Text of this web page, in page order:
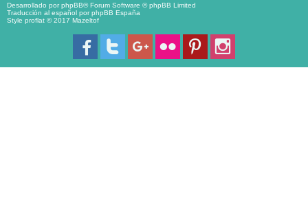
Desarrollado porphpBB® Forum Software © phpBB Limited
Traducción al español porphpBB España
Style proflat © 2017 Mazeltof